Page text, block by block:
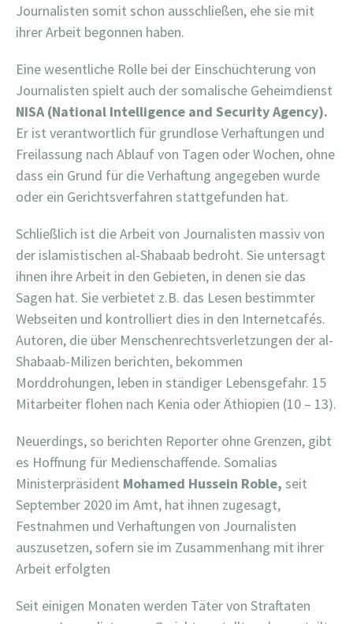
Journalisten somit schon ausschließen, ehe sie mit
ihrer Arbeit begonnen haben.
Eine wesentliche Rolle bei der Einschüchterung von
Journalisten spielt auch der somalische Geheimdienst
NISA (National Intelligence and Security Agency).
Er ist verantwortlich für grundlose Verhaftungen und
Freilassung nach Ablauf von Tagen oder Wochen, ohne
dass ein Grund für die Verhaftung angegeben wurde
oder ein Gerichtsverfahren stattgefunden hat.
Schließlich ist die Arbeit von Journalisten massiv von
der islamistischen al-Shabaab bedroht. Sie untersagt
ihnen ihre Arbeit in den Gebieten, in denen sie das
Sagen hat. Sie verbietet z.B. das Lesen bestimmter
Webseiten und kontrolliert dies in den Internetcafés.
Autoren, die über Menschenrechtsverletzungen der al-
Shabaab-Milizen berichten, bekommen
Morddrohungen, leben in ständiger Lebensgefahr. 15
Mitarbeiter flohen nach Kenia oder Äthiopien (10 – 13).
Neuerdings, so berichten Reporter ohne Grenzen, gibt
es Hoffnung für Medienschaffende. Somalias
Ministerpräsident Mohamed Hussein Roble, seit
September 2020 im Amt, hat ihnen zugesagt,
Festnahmen und Verhaftungen von Journalisten
auszusetzen, sofern sie im Zusammenhang mit ihrer
Arbeit erfolgten
Seit einigen Monaten werden Täter von Straftaten